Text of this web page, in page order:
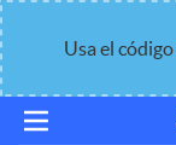
Usa el código